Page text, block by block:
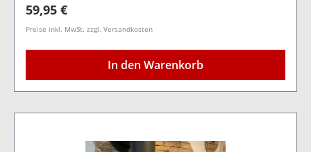
Bohrungen auf der Rückseite kann das Brett
bequem mit Schrauben/Nägeln an der Wand
befestigt werden.Nur für Innenräume
geeignetHolzart: KiefernholzFarbe:
Schwarz/dunkel.Maße: Länge 60cm Breite
Regulärer Preis:
59,95 €
Preise inkl. MwSt. zzgl. Versandkosten
In den Warenkorb